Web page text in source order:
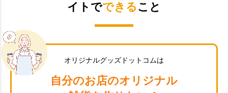
イトでできる こと
オリジナルグッズドットコムは
自分のお店のオリジナル